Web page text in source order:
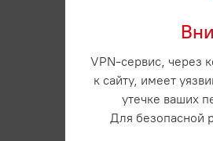
VPN-сервис, через
к сайту, имеет
утечке ваших
Для безопасной